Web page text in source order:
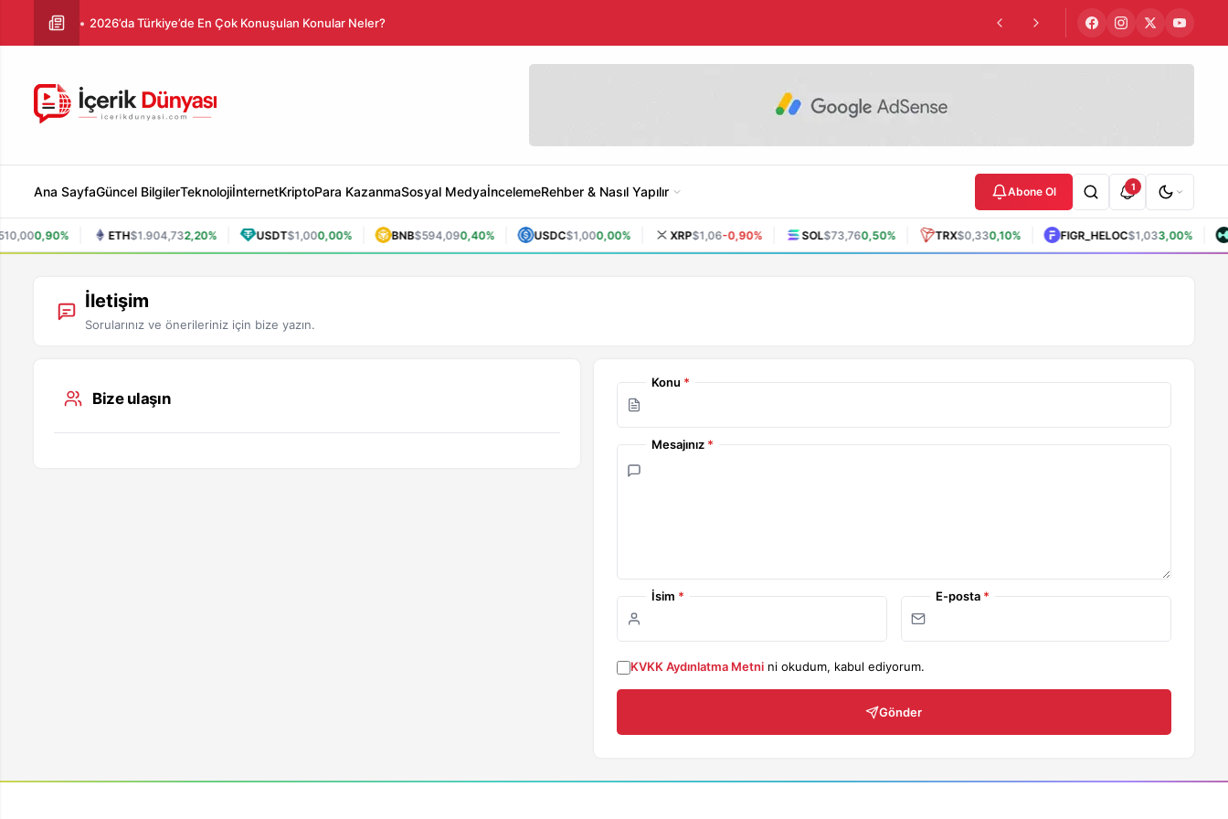
2026’da Türkiye’de En Çok Konuşulan Konular Neler?
Ana SayfaGüncel BilgilerTeknolojiİnternetKriptoPara KazanmaSosyal MedyaİncelemeRehber & Nasıl Yapılır Abone Ol 1
0,90% ETH$1.904,732,20% USDT$1,000,00% BNB$594,090,40% USDC$1,000,00% XRP$1,06-0,90% SOL$73,760,50% TRX$0,330,10% FIGR_HELOC$1,033,00%
İletişim
Sorularınız ve önerileriniz için bize yazın.
Bize ulaşın
Konu *
Mesajınız *
İsim * E-posta *
KVKK Aydınlatma Metni ni okudum, kabul ediyorum.
Gönder